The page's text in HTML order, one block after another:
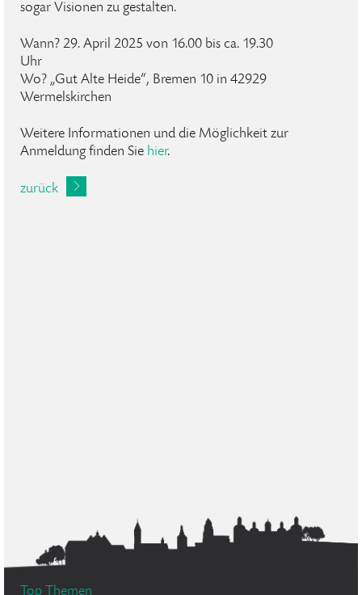
sogar Visionen zu gestalten.
Wann? 29. April 2025 von 16.00 bis ca. 19.30
Uhr
Wo? „Gut Alte Heide“, Bremen 10 in 42929
Wermelskirchen
Weitere Informationen und die Möglichkeit zur
Anmeldung finden Sie hier.
zurück
Top Themen